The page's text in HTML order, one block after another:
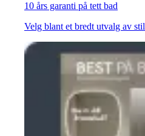
10 års garanti på tett bad
Velg blant et bredt utvalg av